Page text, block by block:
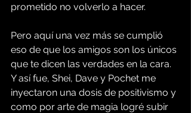
prometido no volverlo a hacer.
Pero aquí una vez más se cumplió
eso de que los amigos son los únicos
que te dicen las verdades en la cara.
Y así fue, Shei, Dave y Pochet me
inyectaron una dosis de positivismo y
como por arte de magia logré subir